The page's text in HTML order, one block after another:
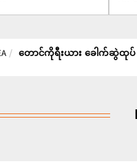
တောင်ကိုရီးယား ခေါက်ဆွဲထု